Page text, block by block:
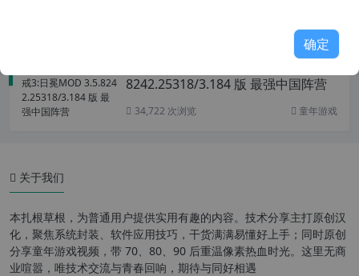
8242.25318/3.184 版 最强中国阵营
34,722 次浏览 童年游戏
关于我们
本扎根草根，为普通用户提供实用有趣的内容。技术分享主打原创汉
化，聚焦系统封装、软件应用技巧，干货满满易懂好上手；同时原创
分享童年游戏视频，带 70、80、90 后重温像素热血时光。这里无商
业喧嚣，唯技术交流与青春回响，期待与同好相遇
确定